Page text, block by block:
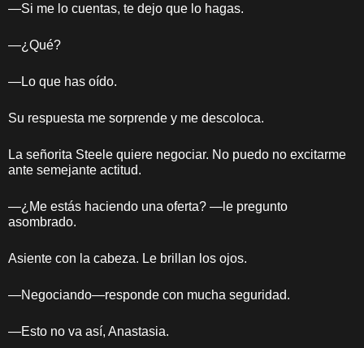
—Si me lo cuentas, te dejo que lo hagas.
—¿Qué?
—Lo que has oído.
Su respuesta me sorprende y me descoloca.
La señorita Steele quiere negociar. No puedo no excitarme
ante semejante actitud.
—¿Me estás haciendo una oferta? —le pregunto
asombrado.
Asiente con la cabeza. Le brillan los ojos.
—Negociando—responde con mucha seguridad.
—Esto no va así, Anastasia.